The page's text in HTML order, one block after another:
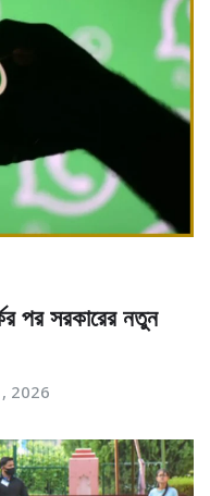
পর সরকারের নতুন
2026